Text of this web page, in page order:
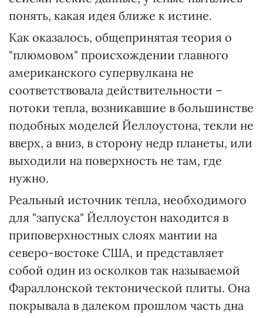
понять, какая идея ближе к истине.
Как оказалось, общепринятая теория о
"плюмовом" происхождении главного
американского супервулкана не
соответствовала действительности –
потоки тепла, возникавшие в большинстве
подобных моделей Йеллоустона, текли не
вверх, а вниз, в сторону недр планеты, или
выходили на поверхность не там, где
нужно.
Реальный источник тепла, необходимого
для "запуска" Йеллоустон находится в
приповерхностных слоях мантии на
северо-востоке США, и представляет
собой один из осколков так называемой
Фараллонской тектонической плиты. Она
покрывала в далеком прошлом часть дна